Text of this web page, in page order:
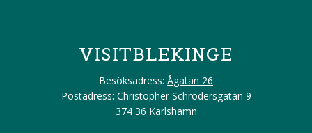
VISITBLEKINGE
Besöksadress: Ågatan 26
Postadress: Christopher Schrödersgatan 9
374 36 Karlshamn